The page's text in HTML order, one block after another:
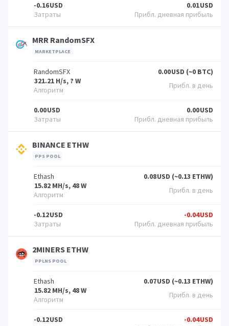
-0.16USD 0.01USD
MRR RandomSFX
MARKETPLACE
RandomSFX
321.21 H/s, ? W
0.00USD (~0 BTC)
0.00USD 0.00USD
BINANCE ETHW
PPS POOL
Ethash
15.82 MH/s, 48 W
0.08USD (~0.13 ETHW)
-0.12USD -0.04USD
2MINERS ETHW
PPLNS POOL
Ethash
15.82 MH/s, 48 W
0.07USD (~0.13 ETHW)
-0.12USD -0.04USD